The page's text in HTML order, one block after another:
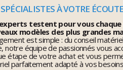
À VOTRE ÉCOUTE
testent pour vous chaque
modèles des plus grandes
est simple : du conseil
notre équipe de passionnés vous
étape de votre achat et vous
parfaitement adapté à vos